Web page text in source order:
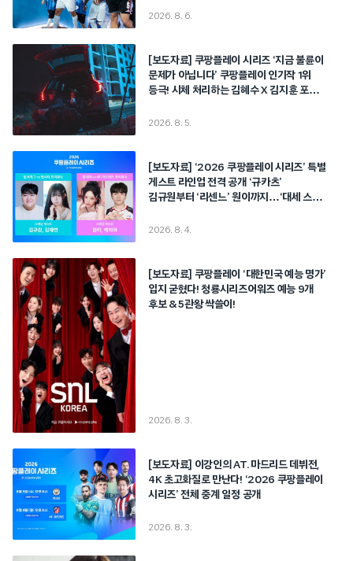
2026. 8. 6.
[보도자료] 쿠팡플레이 시리즈 ‘지금 불륜이
문제가 아닙니다’ 쿠팡플레이 인기작 1위
등극! 시체 처리하는 김혜수 X 김지훈 포착?!
2026. 8. 5.
[보도자료] ‘2026 쿠팡플레이 시리즈’ 특별
게스트 라인업 전격 공개 ‘규카츠’
김규원부터 ‘리센느’ 원이까지…‘대세 스타’
2026. 8. 4.
[보도자료] 쿠팡플레이 ‘대한민국 예능 명가’
입지 굳혔다! 청룡시리즈어워즈 예능 9개
후보 & 5관왕 싹쓸이!
2026. 8. 3.
[보도자료] 이강인의 AT. 마드리드 데뷔전,
4K 초고화질로 만난다! ‘2026 쿠팡플레이
시리즈’ 전체 중계 일정 공개
2026. 8. 3.